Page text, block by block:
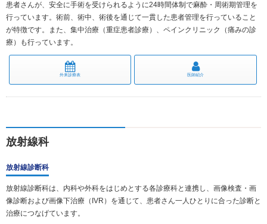
患者さんが、安全に手術を受けられるように24時間体制で麻酔・周術期管理を
行っています。術前、術中、術後を通じて一貫した患者管理を行っていること
が特徴です。また、集中治療（重症患者診療）、ペインクリニック（痛みの診
療）も行っています。
外来診療表 医師紹介
放射線科
放射線診断科
放射線診断科は、内科や外科をはじめとする各診療科と連携し、画像検査・画
像診断および画像下治療（IVR）を通じて、患者さん一人ひとりに合った診断と
治療につなげています。